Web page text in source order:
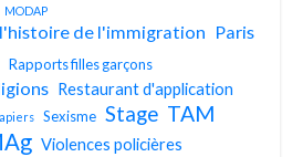
MODAP
de l'immigration Paris
Rapports filles garçons
Restaurant d'application
Sexisme Stage TAM
Violences policières